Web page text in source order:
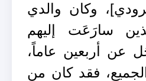
وكان والدي
سارَعَت إليهم
عن أربعين عاماً،
فقد كان من